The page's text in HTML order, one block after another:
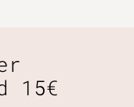
15€